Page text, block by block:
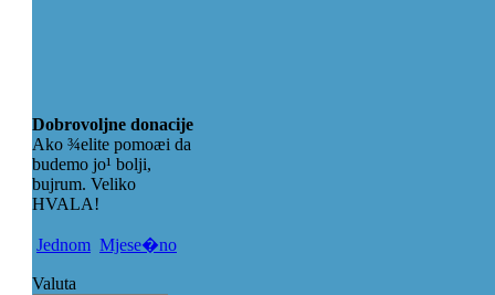
Dobrovoljne donacije
Ako ¾elite pomoæi da
budemo jo¹ bolji,
bujrum. Veliko
HVALA!
Jednom Mjese�no
Valuta